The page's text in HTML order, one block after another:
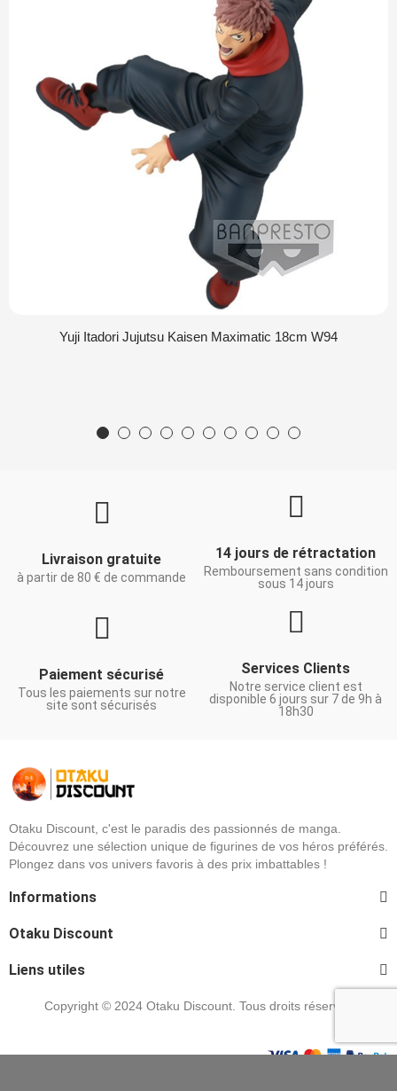
Yuji Itadori Jujutsu Kaisen Maximatic 18cm W94
Livraison gratuite
à partir de 80 € de commande
14 jours de rétractation
Remboursement sans condition
sous 14 jours
Paiement sécurisé
Tous les paiements sur notre
site sont sécurisés
Services Clients
Notre service client est
disponible 6 jours sur 7 de 9h à
18h30
Otaku Discount, c'est le paradis des passionnés de manga.
Découvrez une sélection unique de figurines de vos héros préférés.
Plongez dans vos univers favoris à des prix imbattables !
Informations
Otaku Discount
Liens utiles
Copyright © 2024 Otaku Discount. Tous droits réservés